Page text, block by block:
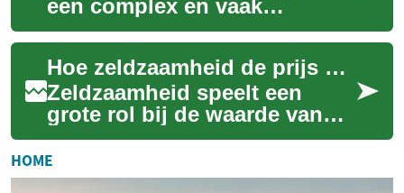
een complex en vaak
wisselend gegeven. Of u nu
overweegt uw huis te
verkopen, te verbouwen ... Hoe zeldzaamheid de prijs van virtuele items bepaalt
Zeldzaamheid speelt een
grote rol bij de waarde van
cosmetics en andere
virtualitems. Dit artikel
beschrijft hoe rari...
HOME